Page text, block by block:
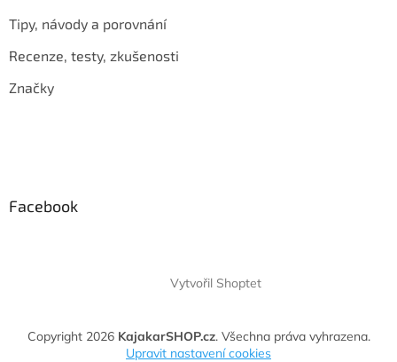
Tipy, návody a porovnání
Recenze, testy, zkušenosti
Značky
Facebook
Vytvořil Shoptet
Copyright 2026 KajakarSHOP.cz. Všechna práva vyhrazena.
Upravit nastavení cookies